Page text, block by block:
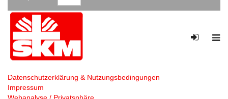
Datenschutzerklärung & Nutzungsbedingungen
Impressum